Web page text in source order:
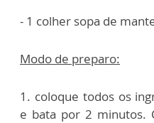
- 1 colher sopa de
Modo de preparo:
1. coloque todos os
e bata por 2 minutos.